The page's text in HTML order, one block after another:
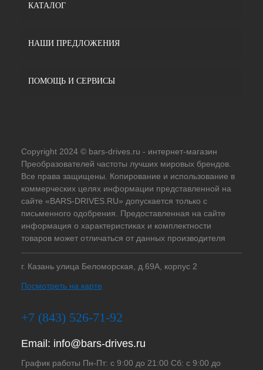
КАТАЛОГ
НАШИ ПРЕДЛОЖЕНИЯ
ПОМОЩЬ И СЕРВИСЫ
Copyright 2024 © bars-drives.ru - интернет-магазин
Преобразователей частоты лучших мировых брендов.
Все права защищены. Копирование и использование в
коммерческих целях информации представленной на
сайте «BARS-DRIVES.RU» допускается только с
письменного одобрения. Предоставленная на сайте
информация о характеристиках и комплектности
товаров может отличаться от данных производителя
г. Казань улица Беломорская, д.69А, корпус 2
Посмотреть на карте
+7 (843) 526-71-92
Email: info@bars-drives.ru
График работы Пн-Пт: с 9:00 до 21:00 Сб: с 9:00 до